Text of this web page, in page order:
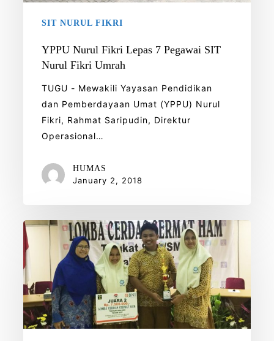
Fikri
Umrah
SIT NURUL FIKRI
YPPU Nurul Fikri Lepas 7 Pegawai SIT
Nurul Fikri Umrah
TUGU - Mewakili Yayasan Pendidikan
dan Pemberdayaan Umat (YPPU) Nurul
Fikri, Rahmat Saripudin, Direktur
Operasional…
HUMAS
January 2, 2018
SMAIT
Nurul
Juara
2
Lomba
Cerdas